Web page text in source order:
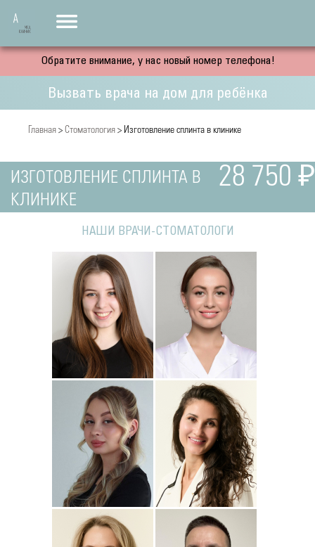
Обратите внимание, у нас новый номер телефона!
Вызвать врача на дом для ребёнка
Главная > Стоматология > Изготовление сплинта в клинике
28 750 ₽
ИЗГОТОВЛЕНИЕ СПЛИНТА В
КЛИНИКЕ
НАШИ ВРАЧИ-СТОМАТОЛОГИ
Подробнее
Джумаева
Амина
Стоматолог-ортопед
Подробнее
о Наталья
Стоматолог-терапевт
Подробнеео Полина
Соколовская
Стоматолог-терапевт
Подробнее о
Прохорова
Анастасия
Стоматолог-терапевт